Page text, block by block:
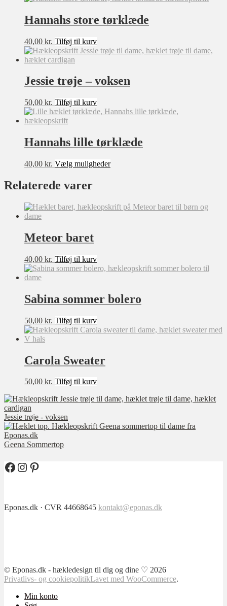
Hannahs store tørklæde
40,00 kr. Tilføj til kurv
Jessie trøje – voksen
50,00 kr. Tilføj til kurv
Hannahs lille tørklæde
40,00 kr. Vælg mulighederDette
Mulighederne
Relaterede varer
Meteor baret
40,00 kr. Tilføj til kurv
Sabina sommer bolero
50,00 kr. Tilføj til kurv
Carola Sweater
50,00 kr. Tilføj til kurv
Jessie trøje - voksen
Geena Sommertop
Facebook
Instagram
Pinterest
Eponas.dk · CVR 44668645 kontakt@eponas.dk
© Eponas.dk - hækledesign til dig og dine ♡ 2026
Privatlivs- og cookiepolitikLavet med WooCommerce.
Min konto